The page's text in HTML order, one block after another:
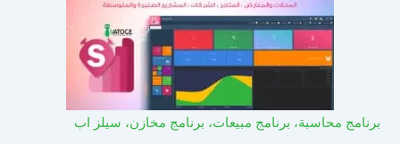
برنامج محاسبة، برنامج مبيعات، برنامج مخازن، سيلز اب